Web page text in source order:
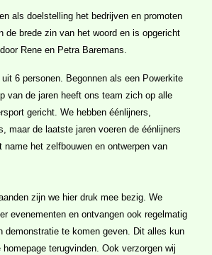
als doelstelling het bedrijven en promoten
de brede zin van het woord en is opgericht
Rene en Petra Baremans.
6 personen. Begonnen als een Powerkite
van de jaren heeft ons team zich op alle
gericht. We hebben éénlijners,
maar de laatste jaren voeren de éénlijners
name het zelfbouwen en ontwerpen van
zijn we hier druk mee bezig. We
evenementen en ontvangen ook regelmatig
demonstratie te komen geven. Dit alles kun
terugvinden. Ook verzorgen wij